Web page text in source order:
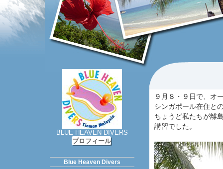
９月８・９日で、オ
シンガポール在住と
ちょうど私たちが離
講習でした。
BLUE HEAVEN DIVERS
プロフィール
Blue Heaven Divers